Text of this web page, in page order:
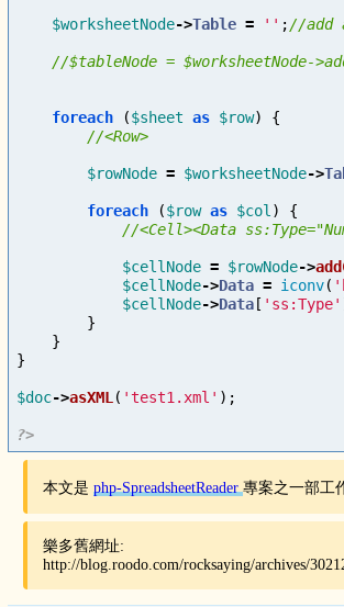
$worksheetNode->Table = '' ;
foreach ($sheet as $row)
{
$rowNode = $worksheetNode->
foreach ($row as $col) {
$cellNode = $rowNode->
$cellNode->Data = iconv(
$cellNode->Data [ 'ss:Type'
}
}
}
$doc->asXML( 'test1.xml' );
?>
本文是 php-SpreadsheetReader 專案之一部工
樂多舊網址:
http://blog.roodo.com/rocksaying/archives/